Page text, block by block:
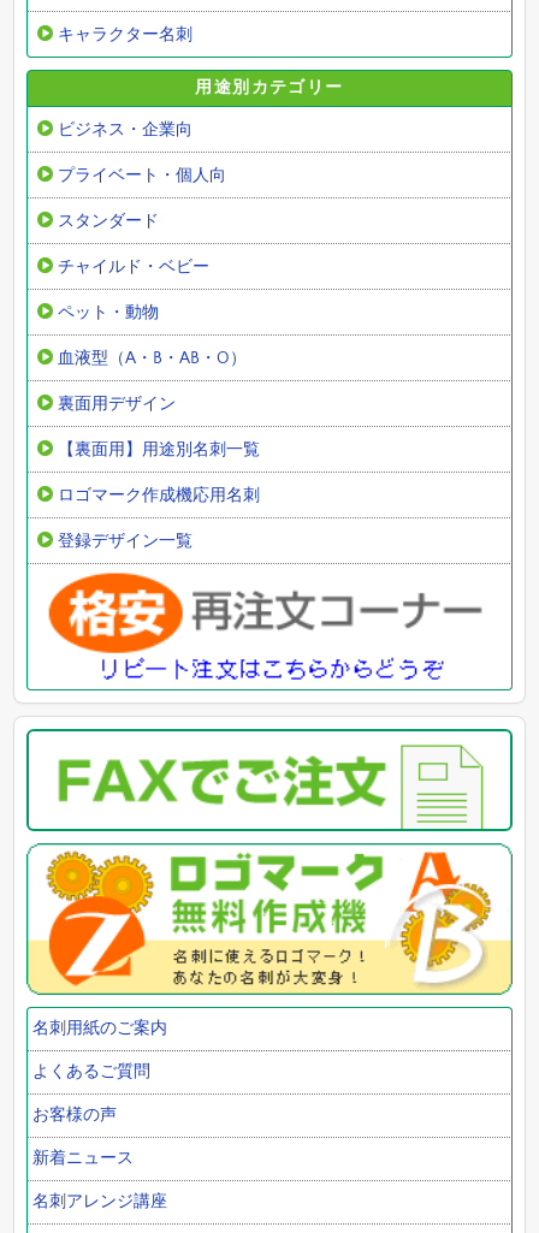
キャラクター名刺
用途別カテゴリー
ビジネス・企業向
プライベート・個人向
スタンダード
チャイルド・ベビー
ペット・動物
血液型（A・B・AB・O）
裏面用デザイン
【裏面用】用途別名刺一覧
ロゴマーク作成機応用名刺
登録デザイン一覧
名刺用紙のご案内
よくあるご質問
お客様の声
新着ニュース
名刺アレンジ講座